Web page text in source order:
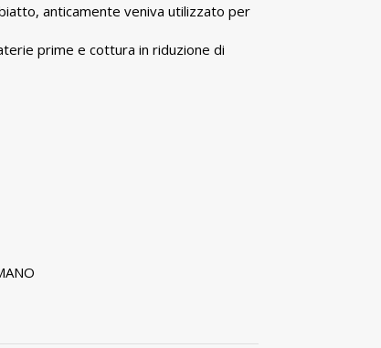
anticamente veniva utilizzato per
prime e cottura in riduzione di